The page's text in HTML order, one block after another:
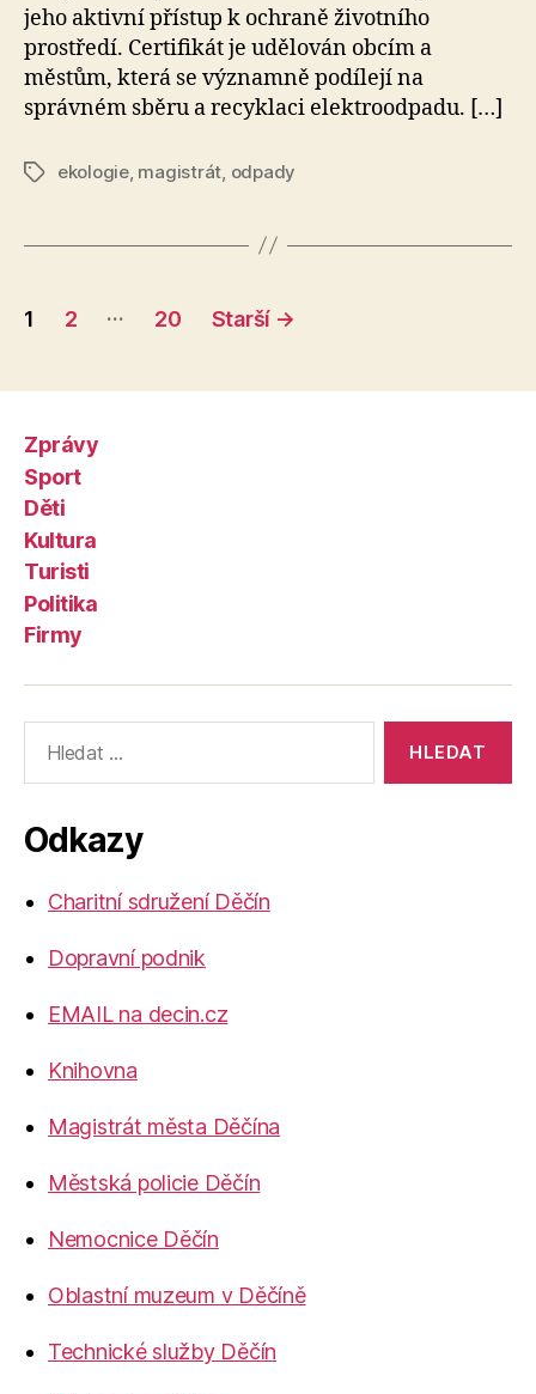
jeho aktivní přístup k ochraně životního
prostředí. Certifikát je udělován obcím a
městům, která se významně podílejí na
správném sběru a recyklaci elektroodpadu. […]
Štítkyekologie, magistrát, odpady
Stránkování
1 2 … 20 Starší →
Zprávy
Sport
Děti
Kultura
Turisti
Politika
Firmy
vyhledávání:
Odkazy
Charitní sdružení Děčín
Dopravní podnik
EMAIL na decin.cz
Knihovna
Magistrát města Děčína
Městská policie Děčín
Nemocnice Děčín
Oblastní muzeum v Děčíně
Technické služby Děčín